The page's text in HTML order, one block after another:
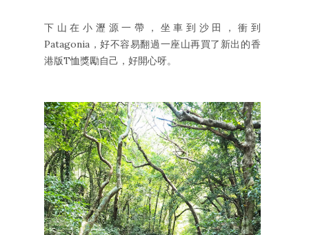
下山在小瀝源一帶，坐車到沙田，衝到
Patagonia，好不容易翻過一座山再買了新出的香
港版T恤獎勵自己，好開心呀。